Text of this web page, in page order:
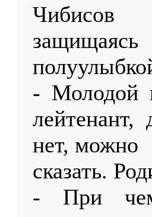
Чибисов
- Молодой
нет, можно
сказать.
- При